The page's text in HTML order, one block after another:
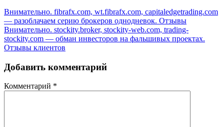
Внимательно. fibrafx.com, wt.fibrafx.com, capitaledgetrading.com
— разоблачаем серию брокеров однодневок. Отзывы
Внимательно. stockity.broker, stockity-web.com, trading-
stockity.com — обман инвесторов на фальшивых проектах.
Отзывы клиентов
Добавить комментарий
Комментарий *